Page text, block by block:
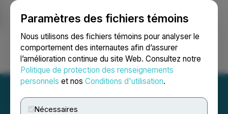
Paramètres des fichiers témoins
Nous utilisons des fichiers témoins pour analyser le
comportement des internautes afin d’assurer
l’amélioration continue du site Web. Consultez notre
Politique de protection des renseignements
personnels et nos Conditions d'utilisation.
Nécessaires
Ouvrir une session Recherche English